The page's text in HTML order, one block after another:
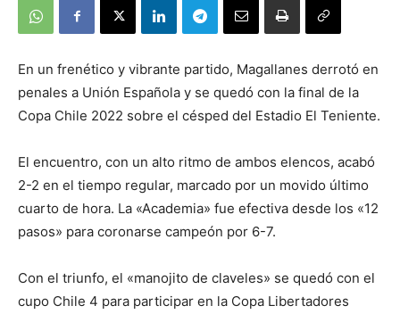
En un frenético y vibrante partido, Magallanes derrotó en
penales a Unión Española y se quedó con la final de la
Copa Chile 2022 sobre el césped del Estadio El Teniente.
El encuentro, con un alto ritmo de ambos elencos, acabó
2-2 en el tiempo regular, marcado por un movido último
cuarto de hora. La «Academia» fue efectiva desde los «12
pasos» para coronarse campeón por 6-7.
Con el triunfo, el «manojito de claveles» se quedó con el
cupo Chile 4 para participar en la Copa Libertadores